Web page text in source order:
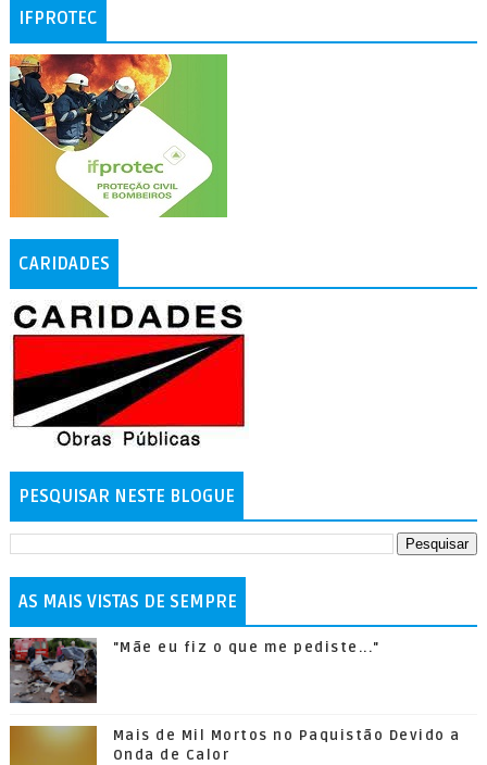
IFPROTEC
CARIDADES
PESQUISAR NESTE BLOGUE
AS MAIS VISTAS DE SEMPRE
"Mãe eu fiz o que me pediste..."
Mais de Mil Mortos no Paquistão Devido a
Onda de Calor